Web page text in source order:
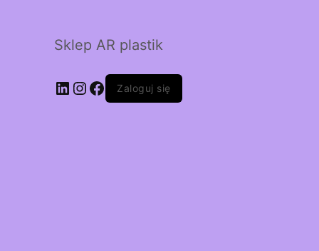
Sklep AR plastik
LinkedIn
Instagram
Facebook
Zaloguj się